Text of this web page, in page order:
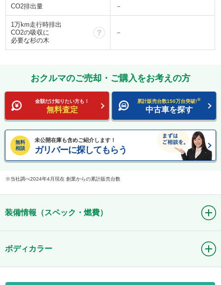
CO2排出量 －
1万km走行時排出
CO2の吸収に
必要な杉の木
－
おクルマのご売却・ご購入をお考えの方
金額だけ知りたい方も！
無料査定
累計販売台数150万台突破!※
中古車を探す
無料
相談
未公開在庫も含めご紹介します！
ガリバーに探してもらう
当社調べ2024年4月現在 創業からの累計販売台数
装備情報（スペック・燃費）
ボディカラー